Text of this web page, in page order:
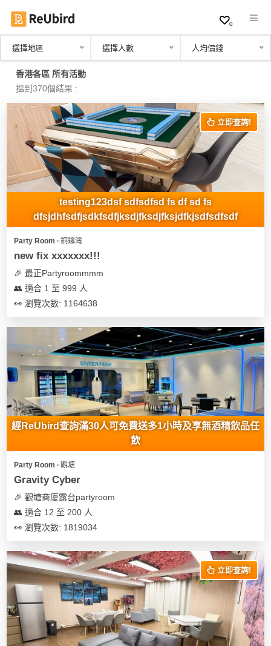
繁
中
EN
註
服
務
及
產
品
類
Party
Room
到
會
特
色
蛋
糕
花
束
及
花
藝
禮
品
活
動
類
型
Party
朋
友
聚
會
慶
祝
生
日
拍
動
攻
略
活
動
攻
略
員
計
劃
會
員
社
0
選擇地區 選擇人數 人均價錢
香港各區 所有活動
搵到370個結果 :
立即查詢!
testing123dsf sdfsdfsd fs df sd fs
dfsjdhfsdfjsdkfsdfjksdjfksdjfksjdfkjsdfsdfsdf
Party Room ∙ 銅鑼灣
new fix xxxxxxx!!!
🎉 最正Partyroommmm
👥 適合 1 至 999 人
👀 瀏覽次數: 1164638
經ReUbird查詢滿30人可免費送多1小時及享無酒精飲品任
飲
Party Room ∙ 觀塘
Gravity Cyber
🎉 觀塘商廈露台partyroom
👥 適合 12 至 200 人
👀 瀏覽次數: 1819034
立即查詢!